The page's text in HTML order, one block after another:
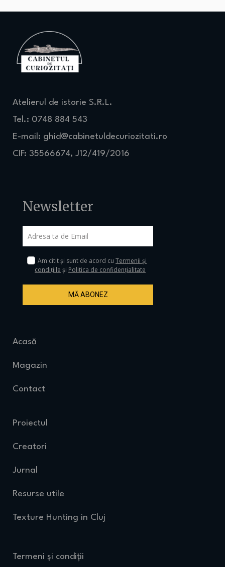
Atelierul de istorie S.R.L.
Tel.: 0748 884 543
E-mail: ghid@cabinetuldecuriozitati.ro
CIF: 35566674, J12/419/2016
Newsletter
Am citit și sunt de acord cu Termenii și
condițiile și Politica de confidențialitate
MĂ ABONEZ
Acasă
Magazin
Contact
Proiectul
Creatori
Jurnal
Resurse utile
Texture Hunting in Cluj
Termeni și condiții